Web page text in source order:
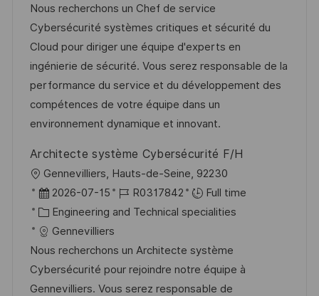
t
i
o
n
t
e
d
D
a
t
e
I
d
t
e
g
o
r
y
Nous recherchons un Chef de service
Cybersécurité systèmes critiques et sécurité du
Cloud pour diriger une équipe d'experts en
ingénierie de sécurité. Vous serez responsable de la
performance du service et du développement des
compétences de votre équipe dans un
environnement dynamique et innovant.
Architecte système Cybersécurité F/H
L
o
c
a
t
i
o
Gennevilliers, Hauts-de-Seine, 92230
P
o
s
t
e
d
2026-07-15
J
o
I
d
R0317842
Full time
C
a
t
e
g
Engineering and Technical specialities
Gennevilliers
Nous recherchons un Architecte système
Cybersécurité pour rejoindre notre équipe à
Gennevilliers. Vous serez responsable de